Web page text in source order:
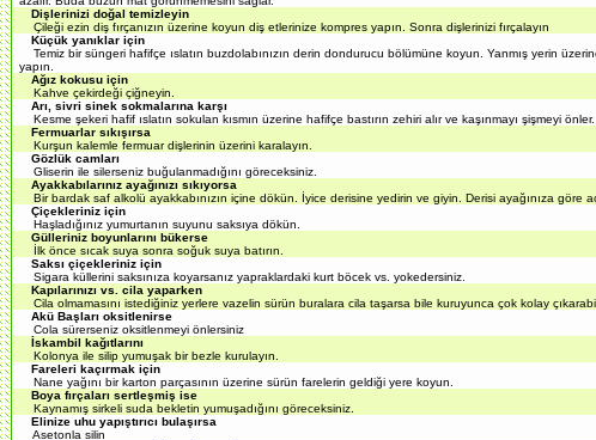
Dişlerinizi doğal temizleyin
Çileği ezin diş fırçanızın üzerine koyun diş etlerinize kompres yapın. Sonra dişlerinizi fırçalayın
Küçük yanıklar için
Temiz bir süngeri hafifçe ıslatın buzdolabınızın derin dondurucu bölümüne koyun. Yanmış yerin
yapın.
Ağız kokusu için
Kahve çekirdeği çiğneyin.
Arı, sivri sinek sokmalarına karşı
Kesme şekeri hafif ıslatın sokulan kısmın üzerine hafifçe bastırın zehiri alır ve kaşınmayı şişmeyi önler.
Fermuarlar sıkışırsa
Kurşun kalemle fermuar dişlerinin üzerini karalayın.
Gözlük camları
Gliserin ile silerseniz buğulanmadığını göreceksiniz.
Ayakkabılarınız ayağınızı sıkıyorsa
Bir bardak saf alkolü ayakkabınızın içine dökün. İyice derisine yedirin ve giyin. Derisi ayağınıza göre
Çiçekleriniz için
Haşladığınız yumurtanın suyunu saksıya dökün.
Gülleriniz boyunlarını bükerse
İlk önce sıcak suya sonra soğuk suya batırın.
Saksı çiçekleriniz için
Sigara küllerini saksınıza koyarsanız yapraklardaki kurt böcek vs. yokedersiniz.
Kapılarınızı vs. cila yaparken
Cila olmamasını istediğiniz yerlere vazelin sürün buralara cila taşarsa bile kuruyunca çok kolay
Akü Başları oksitlenirse
Cola sürerseniz oksitlenmeyi önlersiniz
İskambil kağıtlarını
Kolonya ile silip yumuşak bir bezle kurulayın.
Fareleri kaçırmak için
Nane yağını bir karton parçasının üzerine sürün farelerin geldiği yere koyun.
Boya fırçaları sertleşmiş ise
Kaynamış sirkeli suda bekletin yumuşadığını göreceksiniz.
Elinize uhu yapıştırıcı bulaşırsa
Asetonla silin